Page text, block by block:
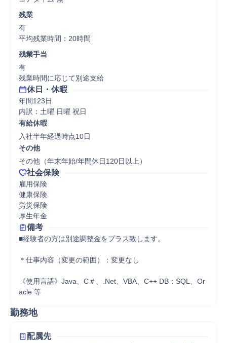
残業
有
平均残業時間：20時間
残業手当
有
残業時間に応じて別途支給
休日・休暇
年間123日
内訳：土曜 日曜 祝日
有給休暇
入社半年経過時点10日
その他
その他（年末年始/年間休日120日以上）
社会保険
雇用保険
健康保険
労災保険
厚生年金
備考
■経験者の方は別途調整金をプラス致します。
＊仕事内容（変更の範囲）：変更なし
《使用言語》Java、C＃、.Net、VBA、C++ DB：SQL、Or
acle 等
勤務地
配属先